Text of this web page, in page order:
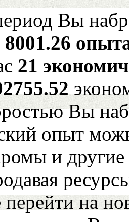
Вы
8001.26
21
Вы
опыт
и другие
перейти на